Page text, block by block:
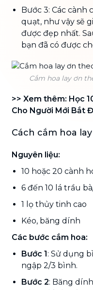
Bước 3: Các
quạt, như vậy sẽ
được đẹp nhất.
bạn đã có được
Cắm hoa lay ơn
>> Xem thêm: Học
Cho Người Mới Bắt
Cách cắm hoa
Nguyên liệu:
10 hoặc 20 cành
6 đến 10 lá trầu
1 lọ thủy tinh cao
Kéo, băng dính
Các bước cắm hoa:
Bước 1: Sử dụng
ngập 2/3 bình.
Bước 2: Băng